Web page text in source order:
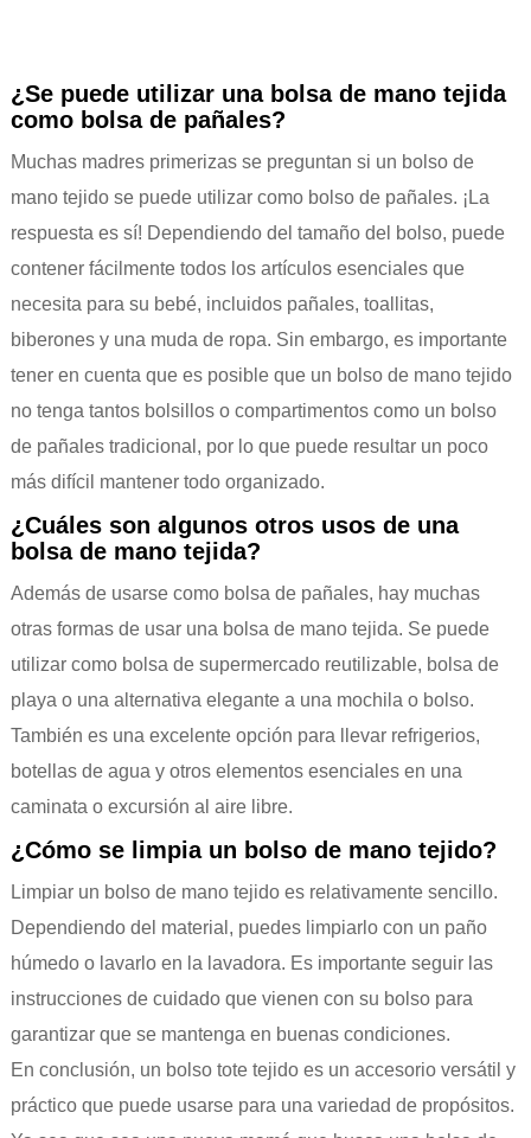
¿Se puede utilizar una bolsa de mano tejida
como bolsa de pañales?
Muchas madres primerizas se preguntan si un bolso de
mano tejido se puede utilizar como bolso de pañales. ¡La
respuesta es sí! Dependiendo del tamaño del bolso, puede
contener fácilmente todos los artículos esenciales que
necesita para su bebé, incluidos pañales, toallitas,
biberones y una muda de ropa. Sin embargo, es importante
tener en cuenta que es posible que un bolso de mano tejido
no tenga tantos bolsillos o compartimentos como un bolso
de pañales tradicional, por lo que puede resultar un poco
más difícil mantener todo organizado.
¿Cuáles son algunos otros usos de una
bolsa de mano tejida?
Además de usarse como bolsa de pañales, hay muchas
otras formas de usar una bolsa de mano tejida. Se puede
utilizar como bolsa de supermercado reutilizable, bolsa de
playa o una alternativa elegante a una mochila o bolso.
También es una excelente opción para llevar refrigerios,
botellas de agua y otros elementos esenciales en una
caminata o excursión al aire libre.
¿Cómo se limpia un bolso de mano tejido?
Limpiar un bolso de mano tejido es relativamente sencillo.
Dependiendo del material, puedes limpiarlo con un paño
húmedo o lavarlo en la lavadora. Es importante seguir las
instrucciones de cuidado que vienen con su bolso para
garantizar que se mantenga en buenas condiciones.
En conclusión, un bolso tote tejido es un accesorio versátil y
práctico que puede usarse para una variedad de propósitos.